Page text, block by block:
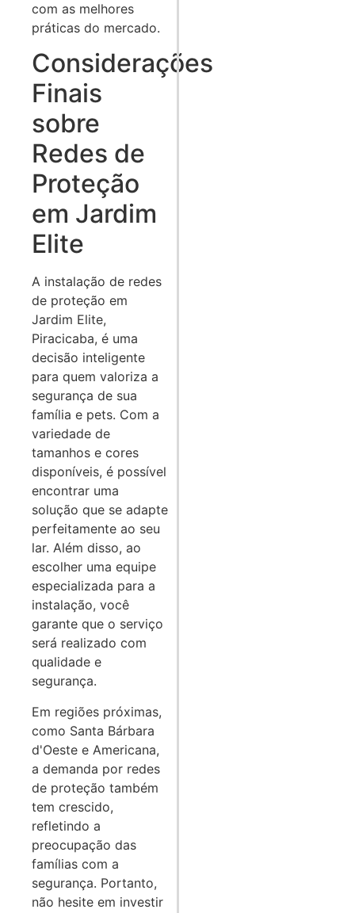
com as melhores
práticas do mercado.
Considerações
Finais
sobre
Redes de
Proteção
em Jardim
Elite
A instalação de redes
de proteção em
Jardim Elite,
Piracicaba, é uma
decisão inteligente
para quem valoriza a
segurança de sua
família e pets. Com a
variedade de
tamanhos e cores
disponíveis, é possível
encontrar uma
solução que se adapte
perfeitamente ao seu
lar. Além disso, ao
escolher uma equipe
especializada para a
instalação, você
garante que o serviço
será realizado com
qualidade e
segurança.
Em regiões próximas,
como Santa Bárbara
d'Oeste e Americana,
a demanda por redes
de proteção também
tem crescido,
refletindo a
preocupação das
famílias com a
segurança. Portanto,
não hesite em investir